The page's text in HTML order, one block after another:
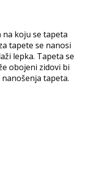
na koju se tapeta
tapete se nanosi
lepka. Tapeta se
obojeni zidovi bi
tapeta.